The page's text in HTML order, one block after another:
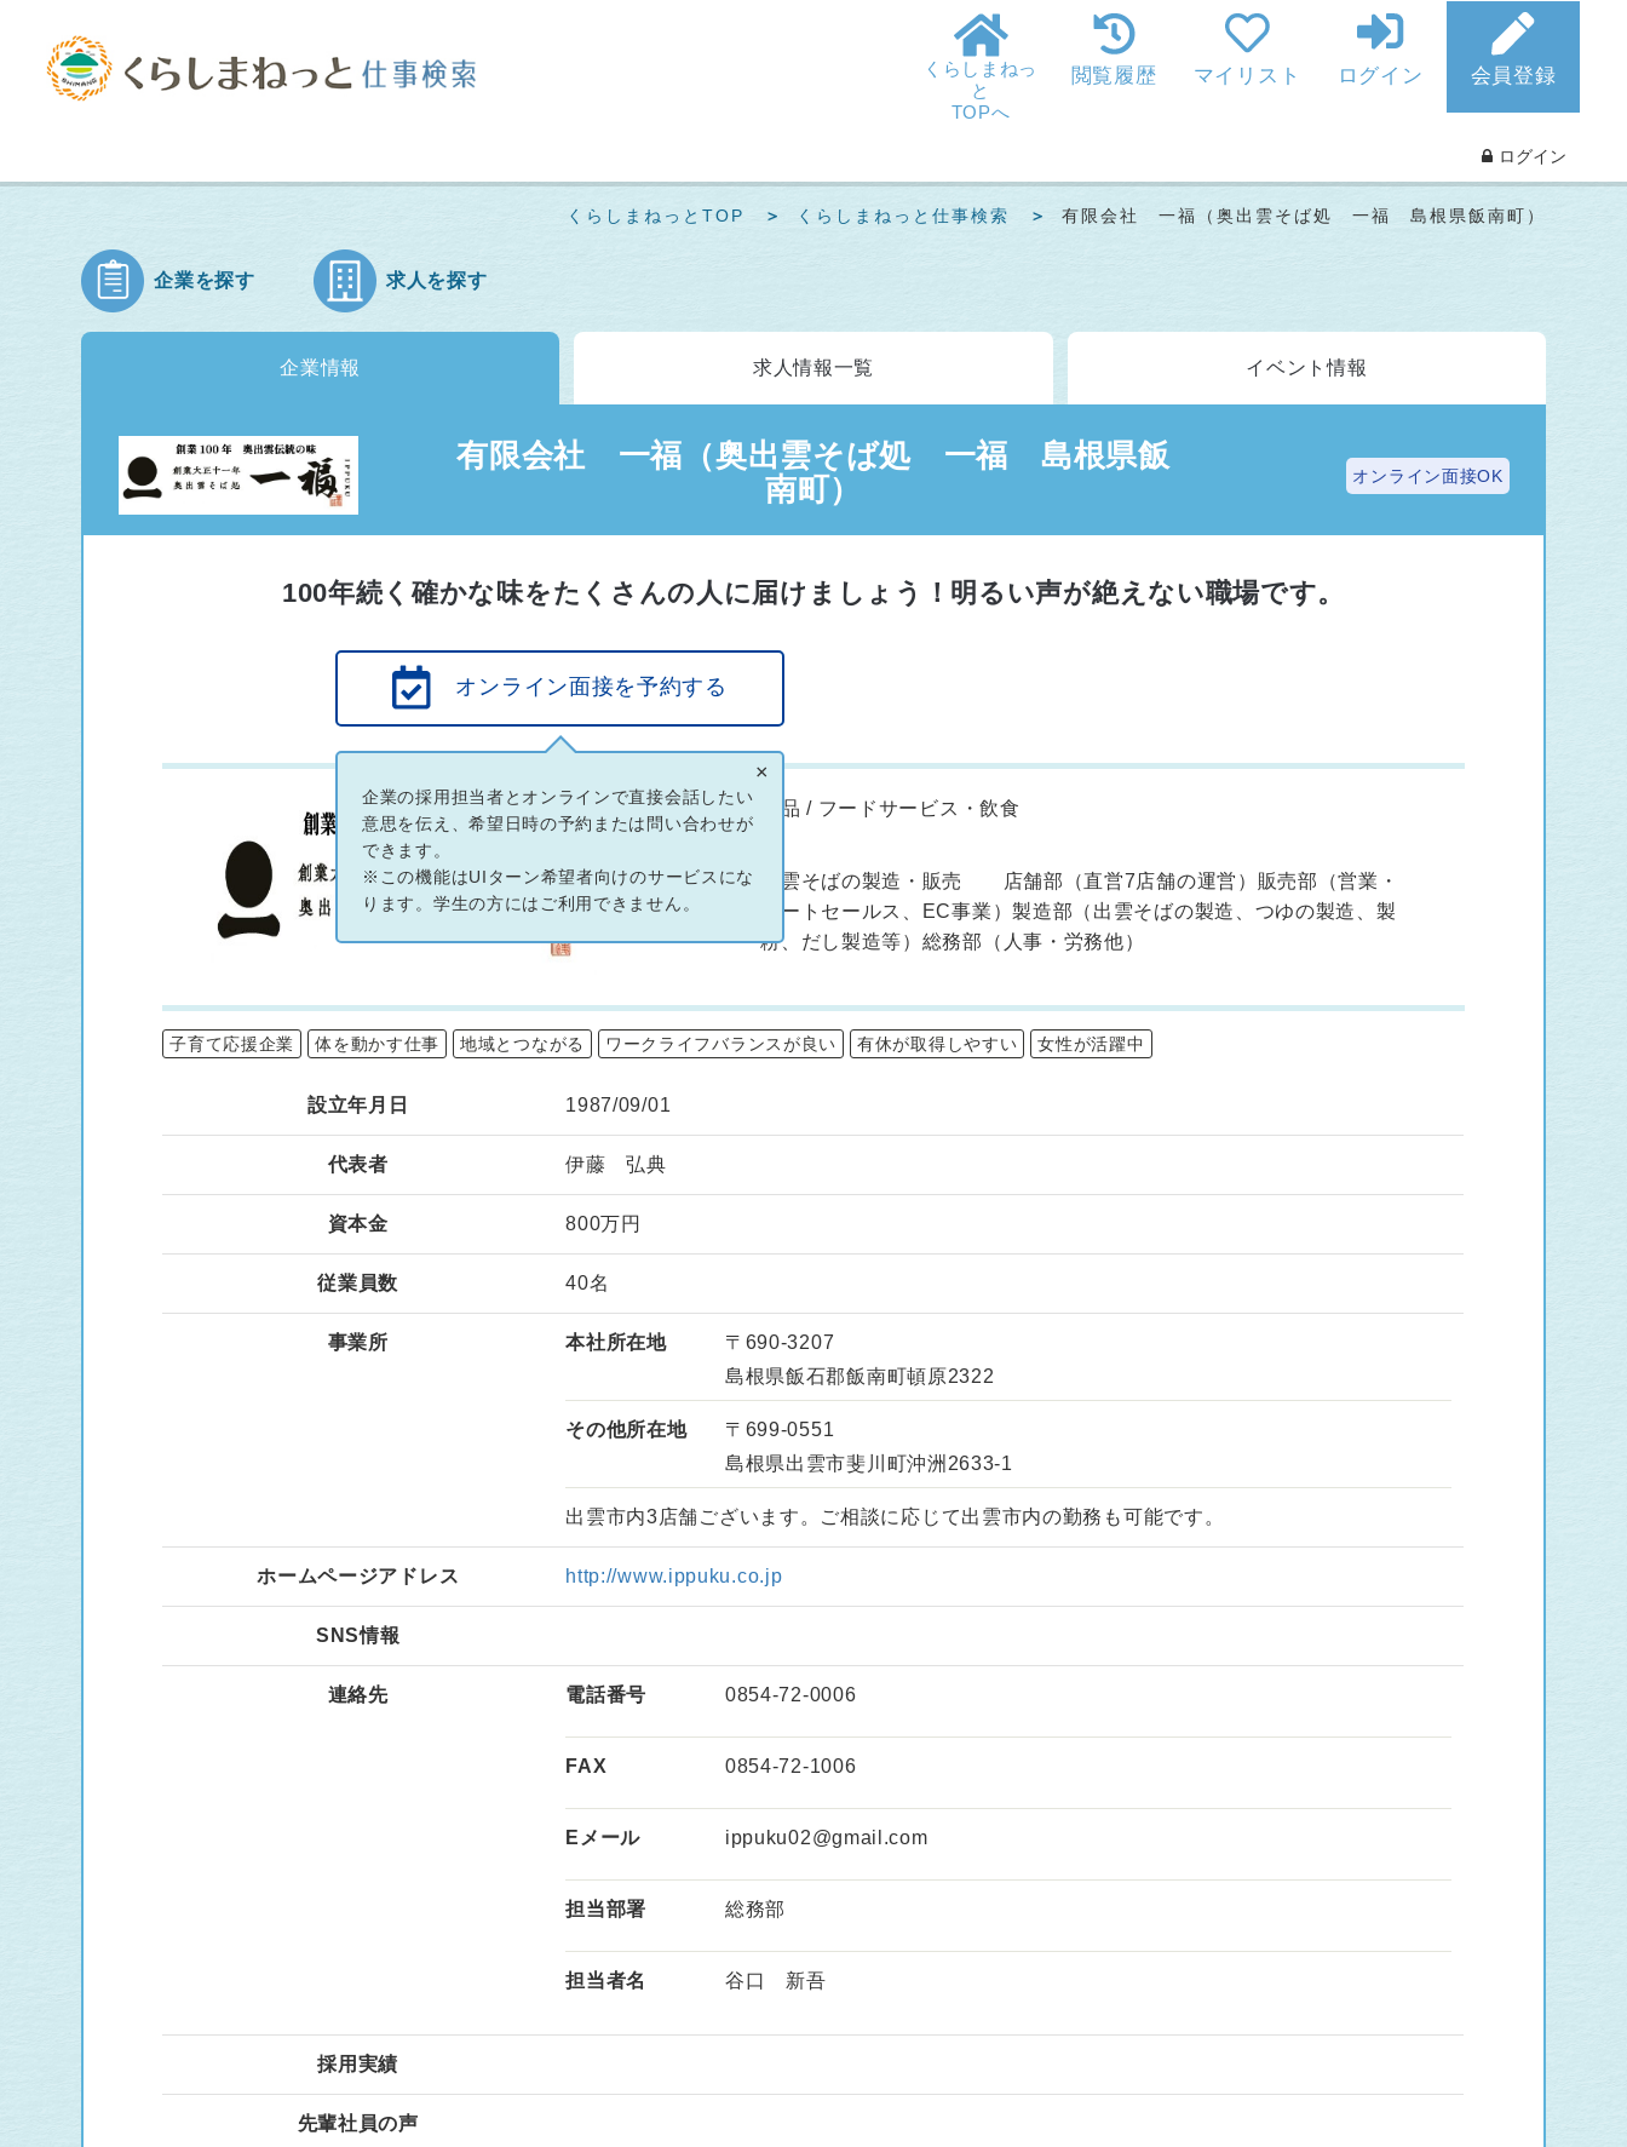
くらしまねっ
と
TOPへ
閲覧履歴 マイリスト ログイン 会員登録
ログイン
くらしまねっとTOP くらしまねっと仕事検索 有限会社 一福（奥出雲そば処 一福 島根県飯南町）
企業を探す 求人を探す
企業情報 求人情報一覧 イベント情報
有限会社 一福（奥出雲そば処 一福 島根県飯
南町）
オンライン面接OK
100年続く確かな味をたくさんの人に届けましょう！明るい声が絶えない職場です。
オンライン面接を予約する
×
企業の採用担当者とオンラインで直接会話したい
意思を伝え、希望日時の予約または問い合わせが
できます。
※この機能はUIターン希望者向けのサービスにな
ります。学生の方にはご利用できません。
業種 食品 / フードサービス・飲食
事業内容
出雲そばの製造・販売 店舗部（直営7店舗の運営）販売部（営業・
ルートセールス、EC事業）製造部（出雲そばの製造、つゆの製造、製
粉、だし製造等）総務部（人事・労務他）
子育て応援企業 体を動かす仕事 地域とつながる ワークライフバランスが良い 有休が取得しやすい 女性が活躍中
設立年月日 1987/09/01
代表者 伊藤 弘典
資本金 800万円
従業員数 40名
事業所 本社所在地
〒690-3207
島根県飯石郡飯南町頓原2322
その他所在地
〒699-0551
島根県出雲市斐川町沖洲2633-1
出雲市内3店舗ございます。ご相談に応じて出雲市内の勤務も可能です。
ホームページアドレス http://www.ippuku.co.jp
SNS情報
連絡先 電話番号 0854-72-0006
FAX 0854-72-1006
Eメール ippuku02@gmail.com
担当部署 総務部
担当者名 谷口 新吾
採用実績
先輩社員の声